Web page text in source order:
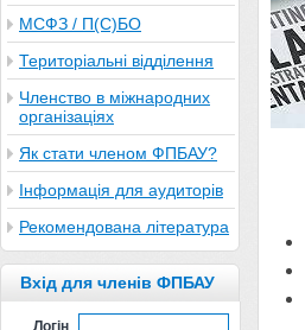
МСФЗ / П(С)БО
Територіальні відділення
Членство в міжнародних
організаціях
Як стати членом ФПБАУ?
Інформація для аудиторів
Рекомендована література
Вхід для членів ФПБАУ
Логін